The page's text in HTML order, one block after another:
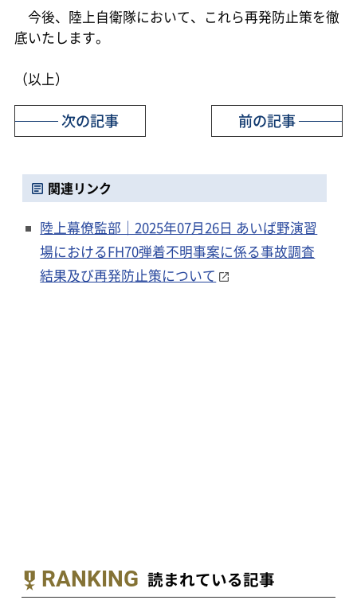
今後、陸上自衛隊において、これら再発防止策を徹
底いたします。
（以上）
前の記事
次の記事
関連リンク
陸上幕僚監部｜2025年07月26日 あいば野演習
場におけるFH70弾着不明事案に係る事故調査
結果及び再発防止策について
RANKING 読まれている記事